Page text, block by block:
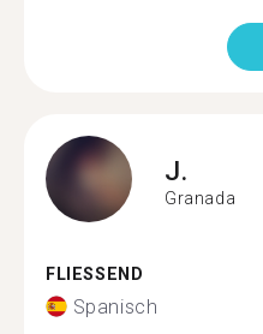
J.
Granada
FLIESSEND
Spanisch